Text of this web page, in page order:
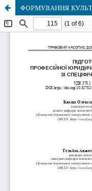
ФОРМУВАННЯ